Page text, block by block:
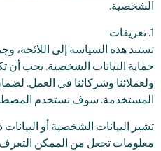
الشخصية.
1. تعريفات
تستند هذه السياسة إلى اللائحة،
حماية البيانات الشخصية. يجب
ولعملائنا وشركائنا في العمل.
المستخدمة. سوف نستخدم
تشير البيانات الشخصية أو
معلومات تجعل من الممكن